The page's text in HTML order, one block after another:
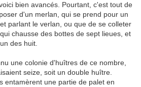
bien avancés. Pourtant, c'est tout de
d'un merlan, qui se prend pour un
parlant le verlan, ou que de se colleter
chausse des bottes de sept lieues, et
des huit.
une colonie d'huîtres de ce nombre,
seize, soit un double huître.
entamèrent une partie de palet en